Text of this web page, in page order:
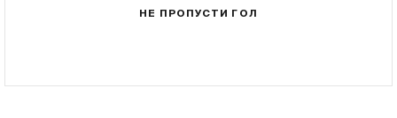
НЕ ПРОПУСТИ ГОЛ